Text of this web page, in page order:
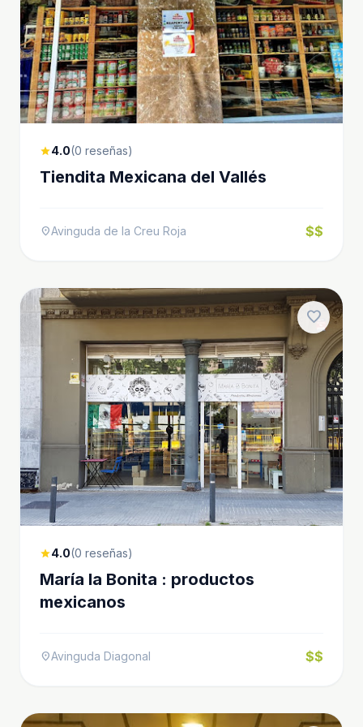
star4.0(0 reseñas)
Tiendita Mexicana del Vallés
location_onAvinguda de la Creu Roja $$
favorite
star4.0(0 reseñas)
María la Bonita : productos
mexicanos
location_onAvinguda Diagonal $$